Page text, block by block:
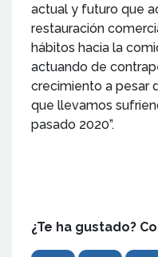
actual y futuro que
restauración
hábitos hacia la
actuando de
crecimiento a pesar
que llevamos
pasado 2020”.
¿Te ha gustado?